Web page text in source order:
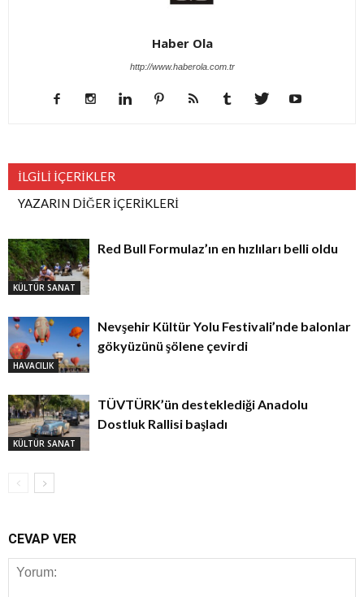
Haber Ola
http://www.haberola.com.tr
İLGİLİ İÇERİKLER
YAZARIN DİĞER İÇERİKLERİ
KÜLTÜR SANAT
Red Bull Formulaz’ın en hızlıları belli oldu
HAVACILIK
Nevşehir Kültür Yolu Festivali’nde balonlar
gökyüzünü şölene çevirdi
KÜLTÜR SANAT
TÜVTÜRK’ün desteklediği Anadolu
Dostluk Rallisi başladı
CEVAP VER